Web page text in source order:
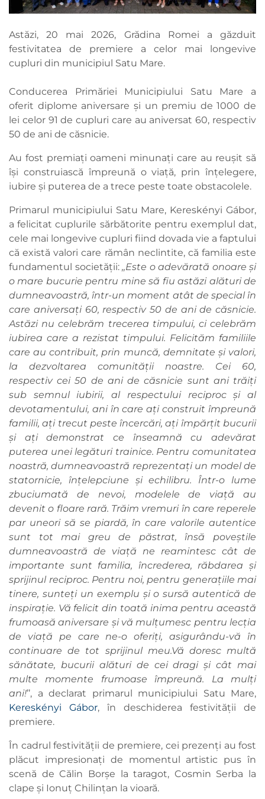
Astăzi, 20 mai 2026, Grădina Romei a găzduit
festivitatea de premiere a celor mai longevive
cupluri din municipiul Satu Mare.
Conducerea Primăriei Municipiului Satu Mare a
oferit diplome aniversare și un premiu de 1000 de
lei celor 91 de cupluri care au aniversat 60, respectiv
50 de ani de căsnicie.
Au fost premiați oameni minunați care au reușit să
își construiască împreună o viață, prin înțelegere,
iubire și puterea de a trece peste toate obstacolele.
Primarul municipiului Satu Mare, Kereskényi Gábor,
a felicitat cuplurile sărbătorite pentru exemplul dat,
cele mai longevive cupluri fiind dovada vie a faptului
că există valori care rămân neclintite, că familia este
fundamentul societății: ,,Este o adevărată onoare și
o mare bucurie pentru mine să fiu astăzi alături de
dumneavoastră, într-un moment atât de special în
care aniversați 60, respectiv 50 de ani de căsnicie.
Astăzi nu celebrăm trecerea timpului, ci celebrăm
iubirea care a rezistat timpului. Felicităm familiile
care au contribuit, prin muncă, demnitate și valori,
la dezvoltarea comunității noastre. Cei 60,
respectiv cei 50 de ani de căsnicie sunt ani trăiți
sub semnul iubirii, al respectului reciproc și al
devotamentului, ani în care ați construit împreună
familii, ați trecut peste încercări, ați împărțit bucurii
și ați demonstrat ce înseamnă cu adevărat
puterea unei legături trainice. Pentru comunitatea
noastră, dumneavoastră reprezentați un model de
statornicie, înțelepciune și echilibru. Într-o lume
zbuciumată de nevoi, modelele de viață au
devenit o floare rară. Trăim vremuri în care reperele
par uneori să se piardă, în care valorile autentice
sunt tot mai greu de păstrat, însă poveștile
dumneavoastră de viață ne reamintesc cât de
importante sunt familia, încrederea, răbdarea și
sprijinul reciproc. Pentru noi, pentru generațiile mai
tinere, sunteți un exemplu și o sursă autentică de
inspirație. Vă felicit din toată inima pentru această
frumoasă aniversare și vă mulțumesc pentru lecția
de viață pe care ne-o oferiți, asigurându-vă în
continuare de tot sprijinul meu.Vă doresc multă
sănătate, bucurii alături de cei dragi și cât mai
multe momente frumoase împreună. La mulți
ani!’’, a declarat primarul municipiului Satu Mare,
Kereskényi Gábor, în deschiderea festivității de
premiere.
În cadrul festivității de premiere, cei prezenți au fost
plăcut impresionați de momentul artistic pus în
scenă de Călin Borșe la taragot, Cosmin Serba la
clape și Ionuț Chilințan la vioară.